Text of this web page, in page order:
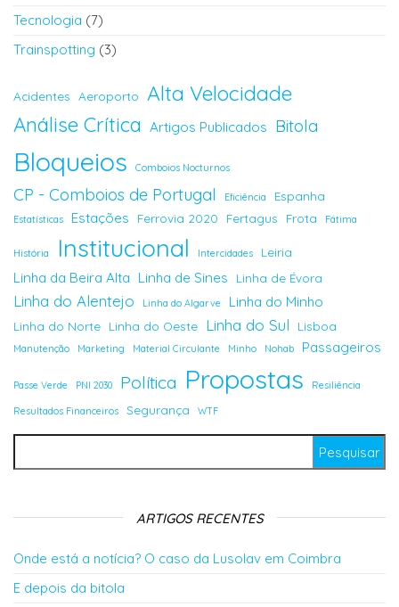
Tecnologia (7)
Trainspotting (3)
Acidentes Aeroporto Alta Velocidade
Análise Crítica Artigos Publicados Bitola
Bloqueios Comboios Nocturnos
CP - Comboios de Portugal Eficiência Espanha
Estatísticas Estações Ferrovia 2020 Fertagus Frota Fátima
História Institucional Intercidades Leiria
Linha da Beira Alta Linha de Sines Linha de Évora
Linha do Alentejo Linha do Algarve Linha do Minho
Linha do Norte Linha do Oeste Linha do Sul Lisboa
Manutenção Marketing Material Circulante Minho Nohab Passageiros
Passe Verde PNI 2030 Política Propostas Resiliência
Resultados Financeiros Segurança WTF
ARTIGOS RECENTES
Onde está a notícia? O caso da Lusolav em Coimbra
E depois da bitola